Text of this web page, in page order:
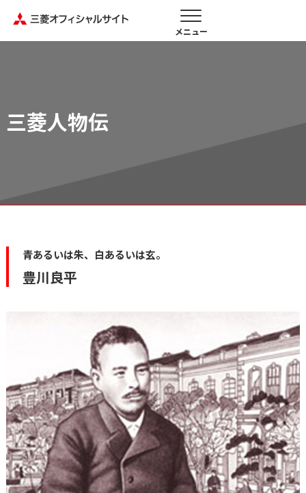
メニュー
三菱人物伝
青あるいは朱、白あるいは玄。
豊川良平